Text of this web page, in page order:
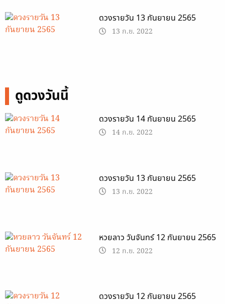
ดวงรายวัน 13 กันยายน 2565
13 ก.ย. 2022
ดูดวงวันนี้
ดวงรายวัน 14 กันยายน 2565
14 ก.ย. 2022
ดวงรายวัน 13 กันยายน 2565
13 ก.ย. 2022
หวยลาว วันจันทร์ 12 กันยายน 2565
12 ก.ย. 2022
ดวงรายวัน 12 กันยายน 2565